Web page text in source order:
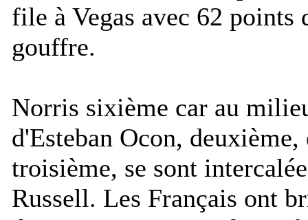
file à Vegas avec 62 points
gouffre.
Norris sixième car au
d'Esteban Ocon,
troisième, se sont
Russell. Les Français ont